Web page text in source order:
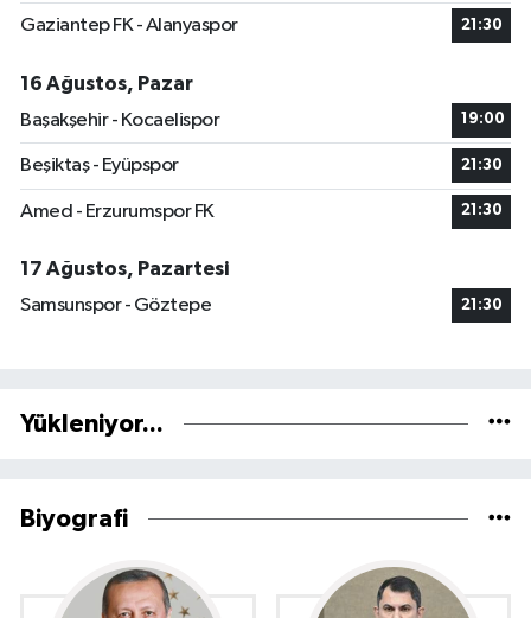
Gaziantep FK - Alanyaspor 21:30
16 Ağustos, Pazar
Başakşehir - Kocaelispor
19:00
Beşiktaş - Eyüpspor 21:30
Amed - Erzurumspor FK 21:30
17 Ağustos, Pazartesi
Samsunspor - Göztepe
21:30
Yükleniyor...
Biyografi